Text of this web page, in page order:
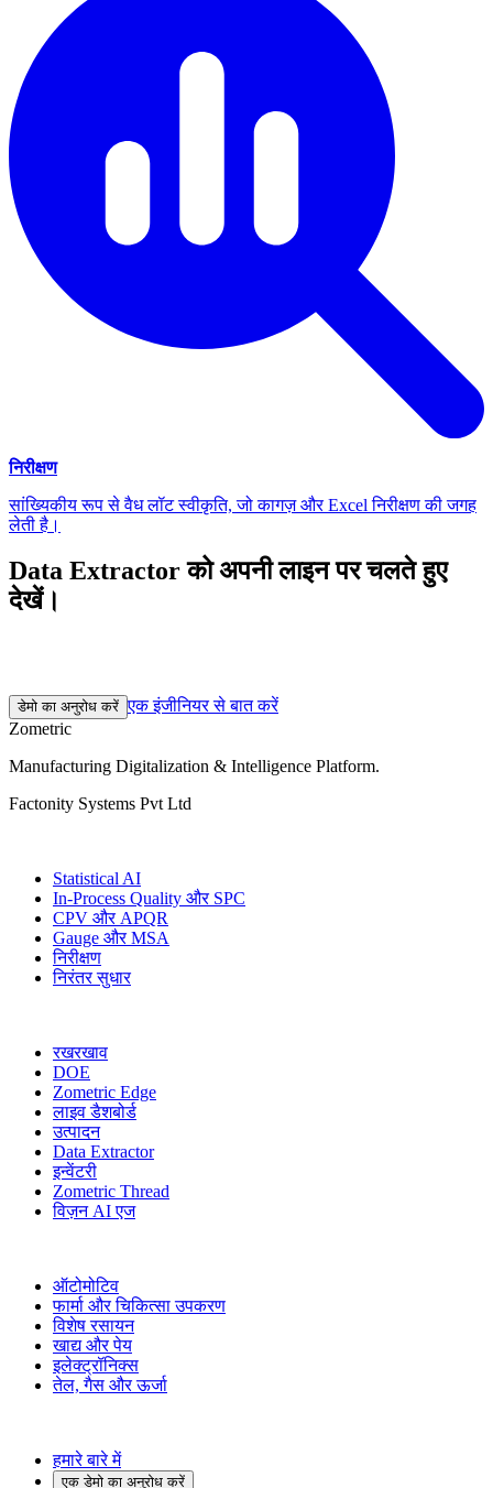
निरीक्षण
सांख्यिकीय रूप से वैध लॉट स्वीकृति, जो कागज़ और Excel निरीक्षण की जगह
लेती है।
Data Extractor को अपनी लाइन पर चलते हुए
देखें।
डेमो का अनुरोध करें एक इंजीनियर से बात करें
Zometric
Manufacturing Digitalization & Intelligence Platform.
Factonity Systems Pvt Ltd
Statistical AI
In-Process Quality और SPC
CPV और APQR
Gauge और MSA
निरीक्षण
निरंतर सुधार
रखरखाव
DOE
Zometric Edge
लाइव डैशबोर्ड
उत्पादन
Data Extractor
इन्वेंटरी
Zometric Thread
विज़न AI एज
ऑटोमोटिव
फार्मा और चिकित्सा उपकरण
विशेष रसायन
खाद्य और पेय
इलेक्ट्रॉनिक्स
तेल, गैस और ऊर्जा
हमारे बारे में
एक डेमो का अनुरोध करें